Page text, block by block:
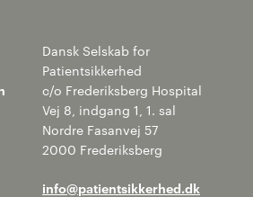
Dansk Selskab for
Patientsikkerhed
c/o Frederiksberg Hospital
Vej 8, indgang 1, 1. sal
Nordre Fasanvej 57
2000 Frederiksberg
info@patientsikkerhed.dk